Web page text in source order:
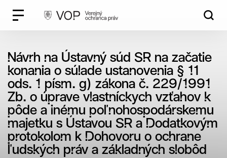
Vyhľadávanie Zavrieť
Návrh na Ústavný súd SR na začatie
konania o súlade ustanovenia § 11
ods. 1 písm. g) zákona č. 229/1991
Zb. o úprave vlastníckych vzťahov k
pôde a inému poľnohospodárskemu
majetku s Ústavou SR a Dodatkovým
protokolom k Dohovoru o ochrane
ľudských práv a základných slobôd
Súhlas s
používaním cookies
O cookies
Cookies sú malé súbory, ktoré sa dočasne ukladajú
vo vašom počítači a pomáhajú nám k lepšej
užívateľskej skúsenosti.